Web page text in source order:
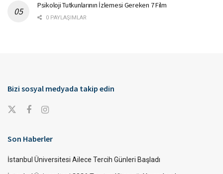
Psikoloji Tutkunlarının İzlemesi Gereken 7 Film
0 PAYLAŞIMLAR
Bizi sosyal medyada takip edin
Son Haberler
İstanbul Üniversitesi Ailece Tercih Günleri Başladı